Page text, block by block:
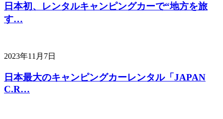
日本初、レンタルキャンピングカーで“地方を旅
す…
2023年11月7日
日本最大のキャンピングカーレンタル「JAPAN
C.R…